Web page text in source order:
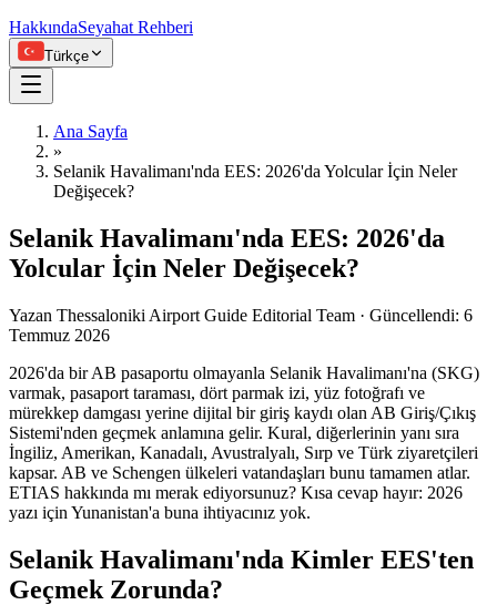
HakkındaSeyahat Rehberi
Türkçe
Ana Sayfa
»
Selanik Havalimanı'nda EES: 2026'da Yolcular İçin Neler
Değişecek?
Selanik Havalimanı'nda EES: 2026'da
Yolcular İçin Neler Değişecek?
Yazan Thessaloniki Airport Guide Editorial Team · Güncellendi: 6
Temmuz 2026
2026'da bir AB pasaportu olmayanla Selanik Havalimanı'na (SKG)
varmak, pasaport taraması, dört parmak izi, yüz fotoğrafı ve
mürekkep damgası yerine dijital bir giriş kaydı olan AB Giriş/Çıkış
Sistemi'nden geçmek anlamına gelir. Kural, diğerlerinin yanı sıra
İngiliz, Amerikan, Kanadalı, Avustralyalı, Sırp ve Türk ziyaretçileri
kapsar. AB ve Schengen ülkeleri vatandaşları bunu tamamen atlar.
ETIAS hakkında mı merak ediyorsunuz? Kısa cevap hayır: 2026
yazı için Yunanistan'a buna ihtiyacınız yok.
Selanik Havalimanı'nda Kimler EES'ten
Geçmek Zorunda?